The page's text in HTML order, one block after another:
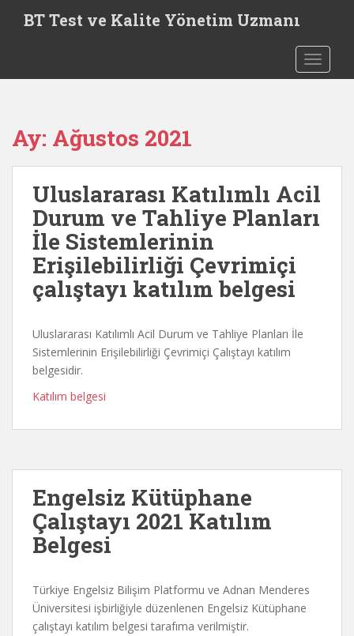
t
BT Test ve Kalite Yönetim Uzmanı
Ay: Ağustos 2021
Uluslararası Katılımlı Acil
Durum ve Tahliye Planları
İle Sistemlerinin
Erişilebilirliği Çevrimiçi
çalıştayı katılım belgesi
Uluslararası Katılımlı Acil Durum ve Tahliye Planları İle
Sistemlerinin Erişilebilirliği Çevrimiçi Çalıştayı katılım
belgesidir.
Katılım belgesi
Engelsiz Kütüphane
Çalıştayı 2021 Katılım
Belgesi
Türkiye Engelsiz Bilişim Platformu ve Adnan Menderes
Üniversitesi işbirliğiyle düzenlenen Engelsiz Kütüphane
çalıştayı katılım belgesi tarafıma verilmiştir.